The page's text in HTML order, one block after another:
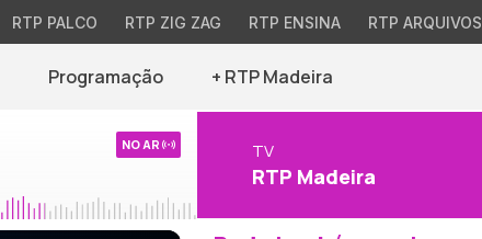
RTP PALCO RTP ZIG ZAG RTP ENSINA RTP ARQUIVOS
Programação + RTP Madeira
NO AR TV
RTP Madeira